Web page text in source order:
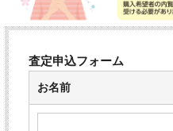
査定申込フォーム
お名前